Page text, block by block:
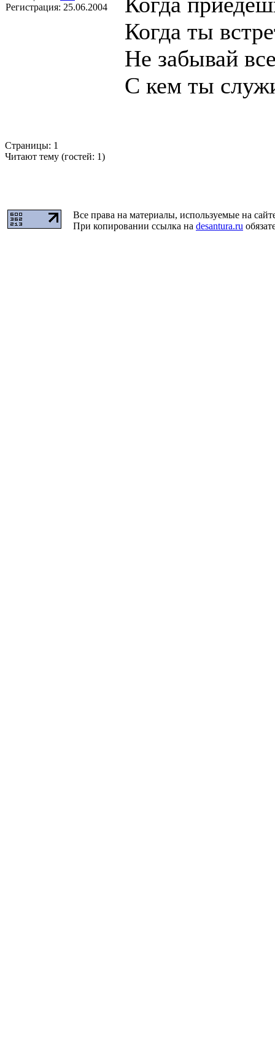
Регистрация: 25.06.2004
Когда ты
Не забывай
С кем ты
Страницы: 1
Читают тему (гостей: 1)
Все права на материалы, используемые на
При копировании ссылка на desantura.ru